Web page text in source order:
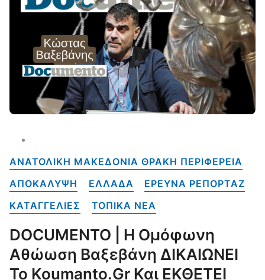
ΑΝΑΤΟΛΙΚΗ ΜΑΚΕΔΟΝΙΑ ΘΡΑΚΗ ΠΕΡΙΦΕΡΕΙΑ
ΑΠΟΚΑΛΥΨΗ
ΕΛΛΑΔΑ
ΕΡΕΥΝΑ ΡΕΠΟΡΤΑΖ
ΚΑΤΑΓΓΕΛΙΕΣ
ΤΟΠΙΚΑ NEA
DOCUMENTO | Η Ομόφωνη
Αθώωση Βαξεβάνη ΔΙΚΑΙΩΝΕΙ
Το Koumanto.gr Και ΕΚΘΕΤΕΙ